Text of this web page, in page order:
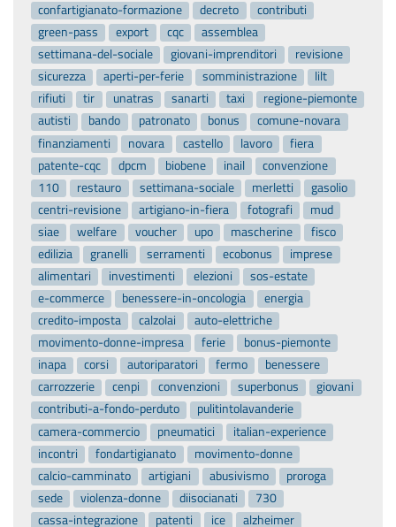
confartigianato-formazione
decreto
contributi
green-pass
export cqc
assemblea
settimana-del-sociale
giovani-imprenditori
revisione
sicurezza
aperti-per-ferie somministrazione
lilt
rifiuti
tir unatras sanarti taxi
regione-piemonte
autisti
bando patronato bonus
comune-novara
finanziamenti
novara castello lavoro
fiera
patente-cqc
dpcm biobene inail
convenzione
110
restauro settimana-sociale merletti
gasolio
centri-revisione
artigiano-in-fiera fotografi
mud
siae
welfare voucher upo mascherine
fisco
edilizia
granelli serramenti ecobonus
imprese
alimentari
investimenti elezioni
sos-estate
e-commerce
benessere-in-oncologia
energia
credito-imposta
calzolai
auto-elettriche
movimento-donne-impresa
ferie
bonus-piemonte
inapa
corsi autoriparatori fermo
benessere
carrozzerie
cenpi convenzioni superbonus
giovani
contributi-a-fondo-perduto
pulitintolavanderie
camera-commercio
pneumatici
italian-experience
incontri
fondartigianato
movimento-donne
calcio-camminato
artigiani abusivismo
proroga
sede
violenza-donne diisocianati
730
cassa-integrazione
patenti ice alzheimer